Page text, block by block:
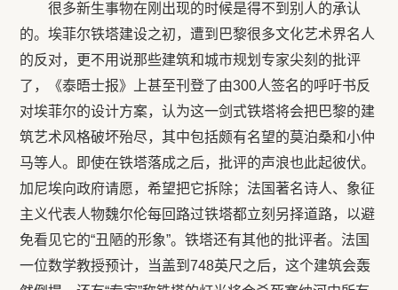
很多新生事物在刚出现的时候是得不到别人的承认
的。埃菲尔铁塔建设之初，遭到巴黎很多文化艺术界名人
的反对，更不用说那些建筑和城市规划专家尖刻的批评
了，《泰晤士报》上甚至刊登了由300人签名的呼吁书反
对埃菲尔的设计方案，认为这一剑式铁塔将会把巴黎的建
筑艺术风格破坏殆尽，其中包括颇有名望的莫泊桑和小仲
马等人。即使在铁塔落成之后，批评的声浪也此起彼伏。
加尼埃向政府请愿，希望把它拆除；法国著名诗人、象征
主义代表人物魏尔伦每回路过铁塔都立刻另择道路，以避
免看见它的“丑陋的形象”。铁塔还有其他的批评者。法国
一位数学教授预计，当盖到748英尺之后，这个建筑会轰